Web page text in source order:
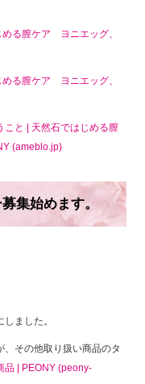
る膣ケア ヨニエッグ、
る膣ケア ヨニエッグ、
こと | 天然石ではじめる膣
(ameblo.jp)
集始めます。
ました。
その他取り扱い商品のタ
品 | PEONY (peony-